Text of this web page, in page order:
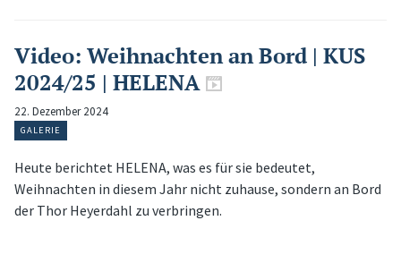
Video: Weihnachten an Bord | KUS
2024/25 | HELENA
22. Dezember 2024
GALERIE
Heute berichtet HELENA, was es für sie bedeutet,
Weihnachten in diesem Jahr nicht zuhause, sondern an Bord
der Thor Heyerdahl zu verbringen.